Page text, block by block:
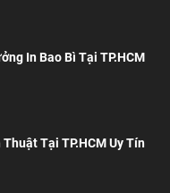
In Bao Bì Tại TP.HCM
Tại TP.HCM Uy Tín